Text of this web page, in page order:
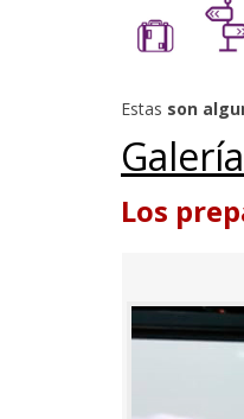
Estas son
Los